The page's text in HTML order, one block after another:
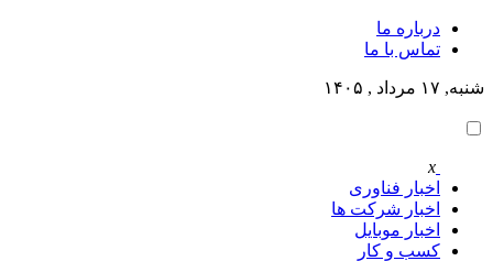
درباره ما
تماس با ما
شنبه, ۱۷ مرداد , ۱۴۰۵
x
اخبار فناوری
اخبار شرکت ها
اخبار موبایل
کسب و کار